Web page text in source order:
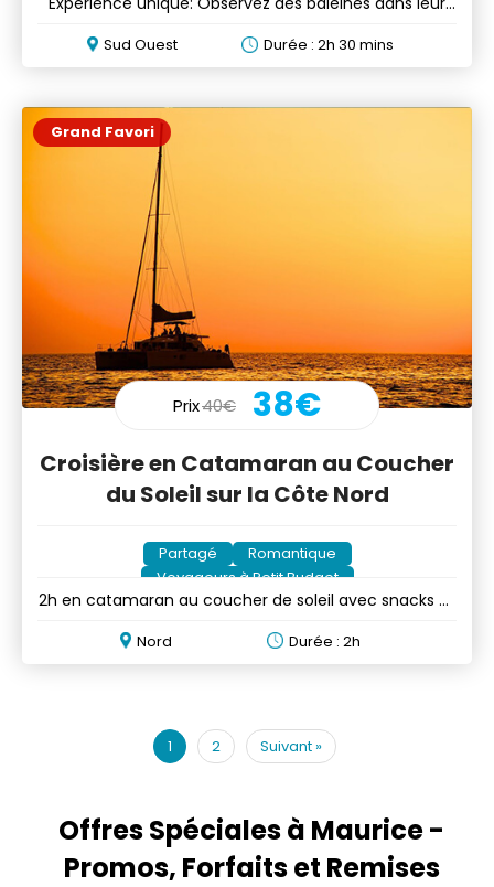
Sud Ouest Durée : 2h 30 mins
Grand Favori
Prix40€ 38€
Croisière en Catamaran au Coucher
du Soleil sur la Côte Nord
Partagé
Romantique
Voyageurs à Petit Budget
2h en catamaran au coucher de soleil avec snacks et
Nord Durée : 2h
1 2 Suivant »
Offres Spéciales à Maurice -
Promos, Forfaits et Remises